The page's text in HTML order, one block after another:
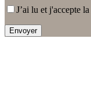
J’ai lu et j'accepte la